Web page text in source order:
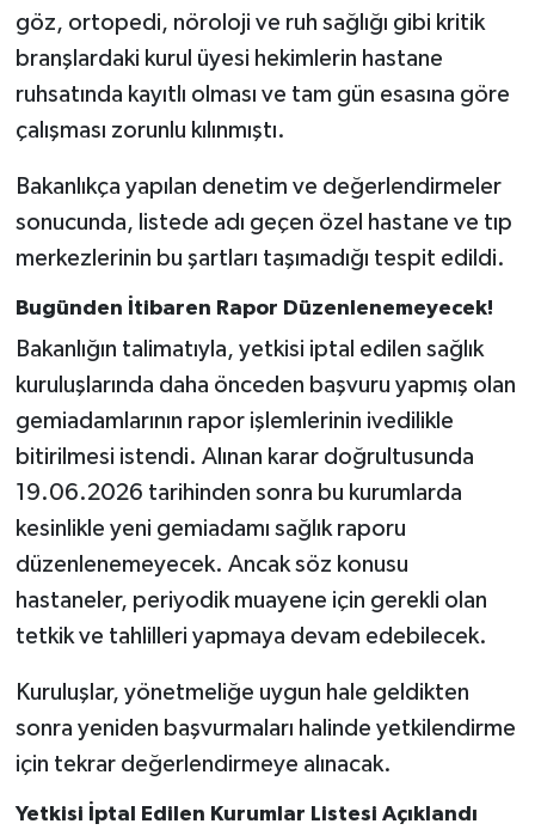
göz, ortopedi, nöroloji ve ruh sağlığı gibi kritik
branşlardaki kurul üyesi hekimlerin hastane
ruhsatında kayıtlı olması ve tam gün esasına göre
çalışması zorunlu kılınmıştı.
Bakanlıkça yapılan denetim ve değerlendirmeler
sonucunda, listede adı geçen özel hastane ve tıp
merkezlerinin bu şartları taşımadığı tespit edildi.
Bugünden İtibaren Rapor Düzenlenemeyecek!
Bakanlığın talimatıyla, yetkisi iptal edilen sağlık
kuruluşlarında daha önceden başvuru yapmış olan
gemiadamlarının rapor işlemlerinin ivedilikle
bitirilmesi istendi. Alınan karar doğrultusunda
19.06.2026 tarihinden sonra bu kurumlarda
kesinlikle yeni gemiadamı sağlık raporu
düzenlenemeyecek. Ancak söz konusu
hastaneler, periyodik muayene için gerekli olan
tetkik ve tahlilleri yapmaya devam edebilecek.
Kuruluşlar, yönetmeliğe uygun hale geldikten
sonra yeniden başvurmaları halinde yetkilendirme
için tekrar değerlendirmeye alınacak.
Yetkisi İptal Edilen Kurumlar Listesi Açıklandı